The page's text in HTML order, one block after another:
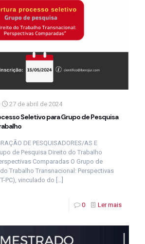
27 de abril de 2024
Seletivo para Grupo de Pesquisa
DE PESQUISADORES/AS E
de Pesquisa Direito do Trabalho
Comparadas O Grupo de
Trabalho Transnacional: Perspectivas
PC), vinculado do […]
0 Ler mais